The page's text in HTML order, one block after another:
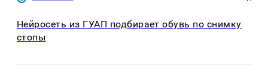
Нейросеть из ГУАП подбирает обувь по снимку
стопы